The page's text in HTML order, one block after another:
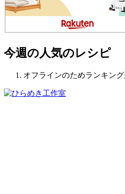
今週の人気のレシピ
オフラインのためランキン